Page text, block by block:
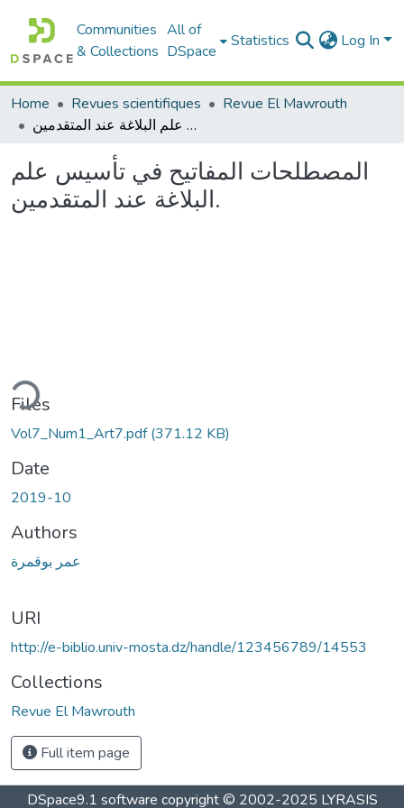
Communities
& Collections
All of
DSpace
Statistics Log In
Home Revues scientifiques
Revue El Mawrouth
المصطلحات المفاتيح في تأسيس علم البلاغة عند المتقدمين.
المصطلحات المفاتيح في تأسيس علم
البلاغة عند المتقدمين.
Files
Vol7_Num1_Art7.pdf(371.12 KB)
Date
2019-10
Authors
عمر بوقمرة
URI
http://e-biblio.univ-mosta.dz/handle/123456789/14553
Collections
Revue El Mawrouth
Full item page
DSpace9.1 software copyright © 2002-2025 LYRASIS